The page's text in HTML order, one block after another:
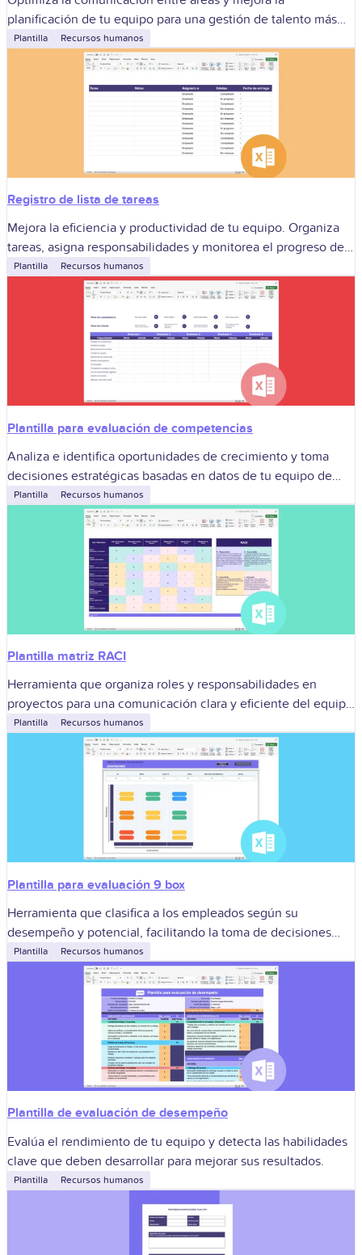
planificación de tu equipo para una gestión de talento más
eficiente.
Plantilla Recursos humanos
Registro de lista de tareas
Mejora la eficiencia y productividad de tu equipo. Organiza
tareas, asigna responsabilidades y monitorea el progreso de
tu equipo.
Plantilla Recursos humanos
Plantilla para evaluación de competencias
Analiza e identifica oportunidades de crecimiento y toma
decisiones estratégicas basadas en datos de tu equipo de
trabajo.
Plantilla Recursos humanos
Plantilla matriz RACI
Herramienta que organiza roles y responsabilidades en
proyectos para una comunicación clara y eficiente del equipo
de trabajo.
Plantilla Recursos humanos
Plantilla para evaluación 9 box
Herramienta que clasifica a los empleados según su
desempeño y potencial, facilitando la toma de decisiones
estratégicas.
Plantilla Recursos humanos
Plantilla de evaluación de desempeño
Evalúa el rendimiento de tu equipo y detecta las habilidades
clave que deben desarrollar para mejorar sus resultados.
Plantilla Recursos humanos